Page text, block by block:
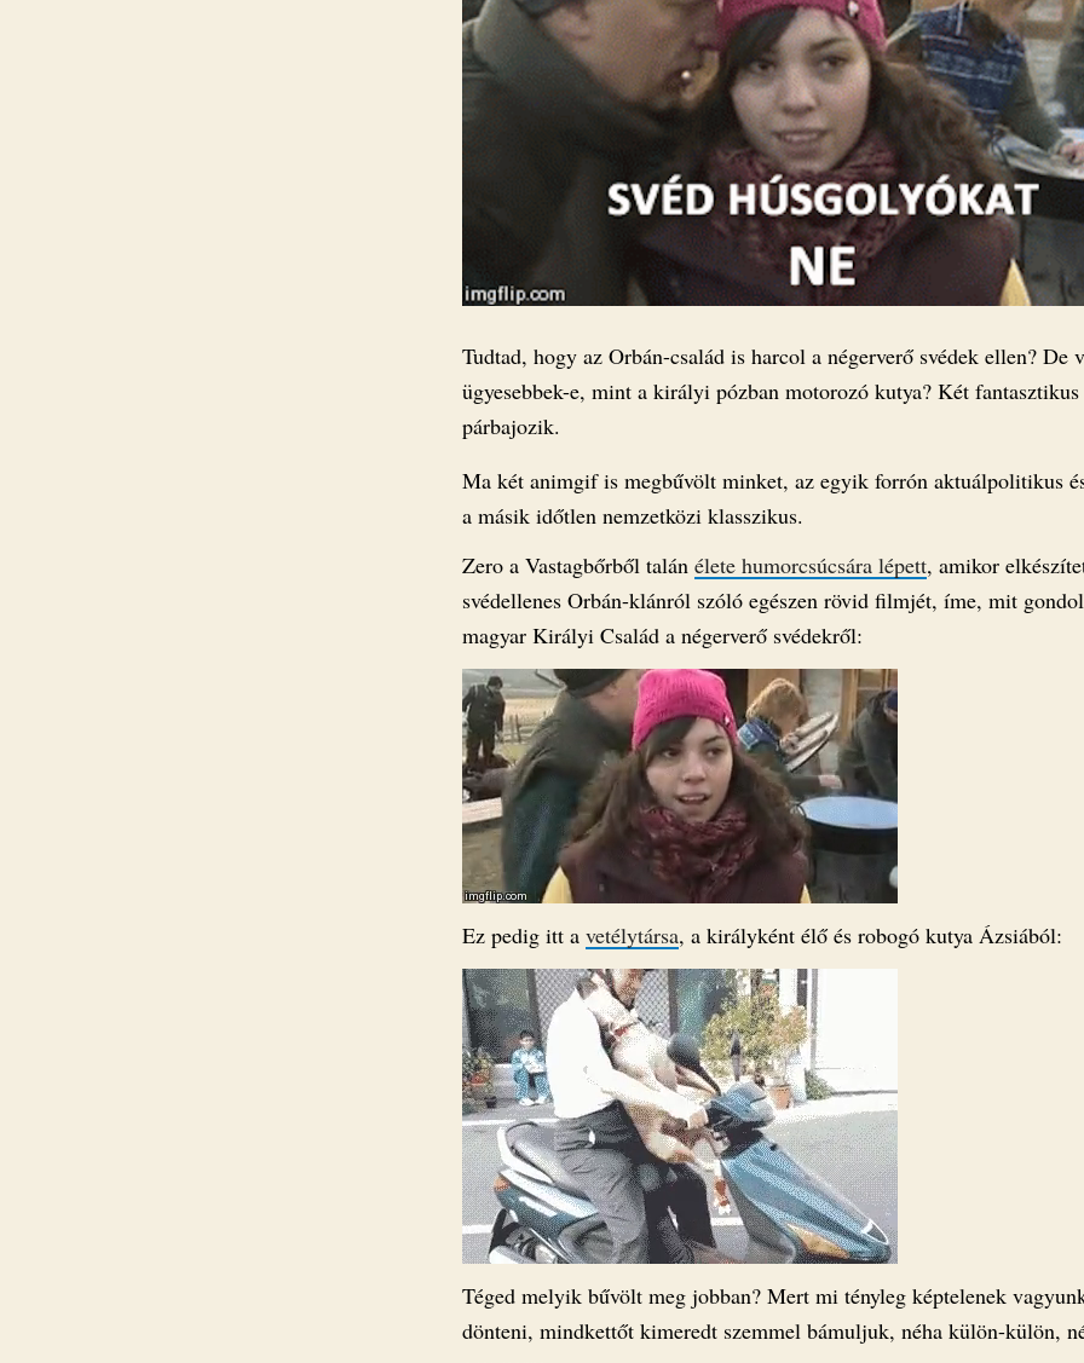
Tudtad, hogy az Orbán-család is harcol a négerverő svédek ellen? De
ügyesebbek-e, mint a királyi pózban motorozó kutya? Két
párbajozik.
Ma két animgif is megbűvölt minket, az egyik forrón aktuálpolitikus
a másik időtlen nemzetközi klasszikus.
Zero a Vastagbőrből talán élete humorcsúcsára lépett, amikor
svédellenes Orbán-klánról szóló egészen rövid filmjét, íme, mit
magyar Királyi Család a négerverő svédekről:
Ez pedig itt a vetélytársa, a királyként élő és robogó kutya Ázsiából:
Téged melyik bűvölt meg jobban? Mert mi tényleg képtelenek
dönteni, mindkettőt kimeredt szemmel bámuljuk, néha külön-külön,